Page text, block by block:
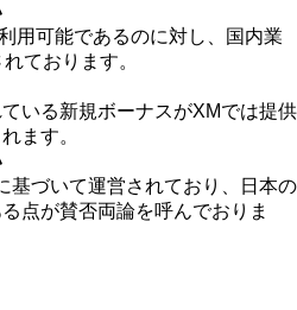
用可能であるのに対し、国内業
ております。
いる新規ボーナスがXMでは提供
ます。
基づいて運営されており、日本の
点が賛否両論を呼んでおりま